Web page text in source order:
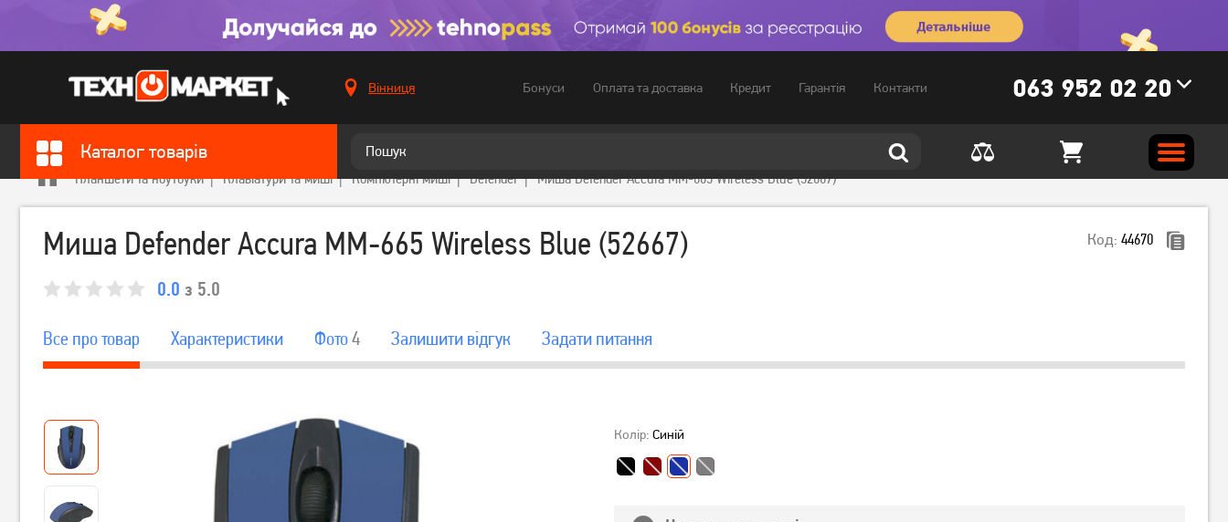
Вінниця Бонуси Оплата та доставка Кредит Гарантія Контакти 063 952 02 20
Каталог товарів
Планшети та ноутбуки Клавіатури та миші Компютерні миші Defender Миша Defender Accura MM-665 Wireless Blue (52667)
Миша Defender Accura MM-665 Wireless Blue (52667) Код: 44670
0.0 з 5.0
Все про товар Характеристики Фото4 Залишити вiдгук Задати питання
Колір: Синій